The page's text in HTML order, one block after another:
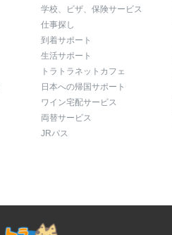
学校、ビザ、保険サービス
仕事探し
到着サポート
生活サポート
トラトラネットカフェ
日本への帰国サポート
ワイン宅配サービス
両替サービス
JRパス